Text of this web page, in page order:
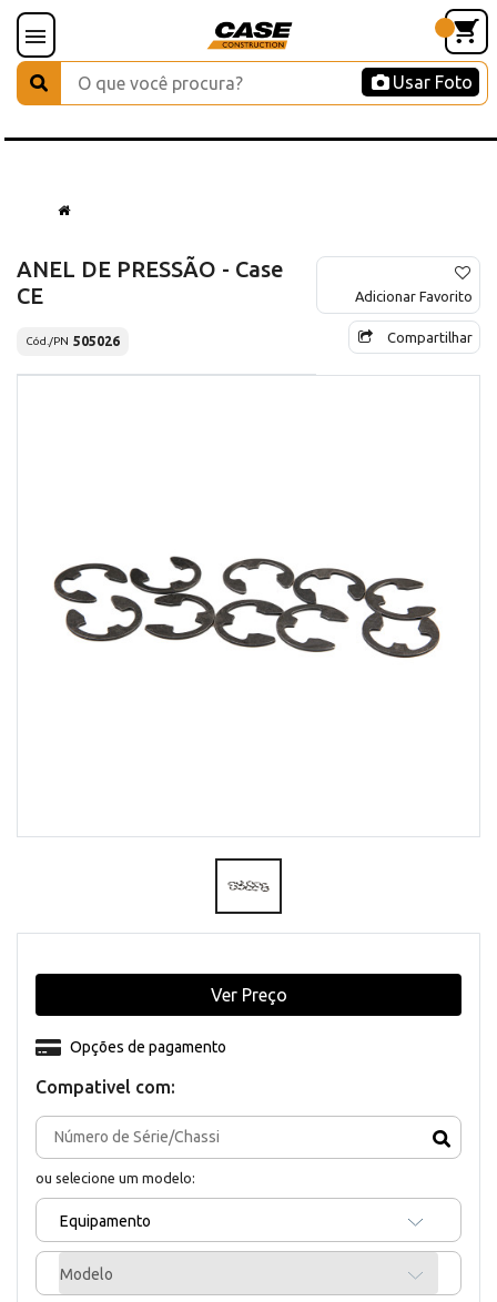
Usar Foto
ANEL DE PRESSÃO - Case
CE
Cód./PN 505026
Adicionar Favorito
Compartilhar
Compativel com:
ou selecione um modelo:
Equipamento
Modelo
Opções de pagamento
Ver Preço